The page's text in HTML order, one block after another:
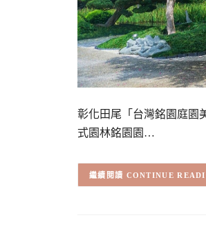
彰化田尾「台灣銘園庭園
式園林銘園園…
CONTINUE